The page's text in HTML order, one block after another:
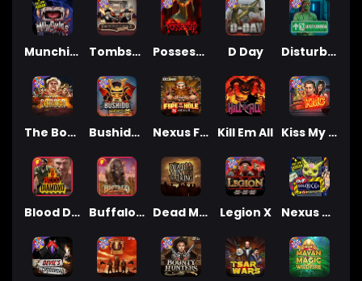
Kill Em All
Blood Diamond
Nexus Fire In The Hole xBomb
Dead Men Walking
Munchies
Nexus Outsourced
Tombstone No Mercy
Kiss My Chainsaw
Possessed
Legion X
Disturbed
Buffalo Hunter
Bushido Way xNudge
D Day
The Border